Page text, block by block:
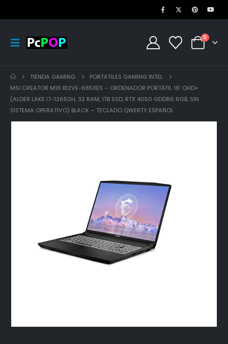
0
TIENDA GAMING
PORTATILES GAMING INTEL
MSI CREATOR M16 B12VE-685XES – ORDENADOR PORTÁTIL 16′ QHD+
(ALDER LAKE I7-12650H, 32 RAM, 1TB SSD, RTX 4050 GDDR6 6GB, SIN
SISTEMA OPERATIVO) BLACK – TECLADO QWERTY ESPAÑOL